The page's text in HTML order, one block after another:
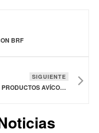
BRF
SIGUIENTE
MÉXICO SUSPENDE IMPORTACIÓN DE PRODUCTOS AVÍCOLAS DE BRASIL